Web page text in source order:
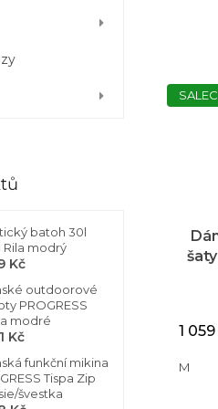
batoh 30l
Rila modrý
Kč
outdoorové
PROGRESS
modré
Kč
funkční mikina
Tispa Zip
švestka
1
M